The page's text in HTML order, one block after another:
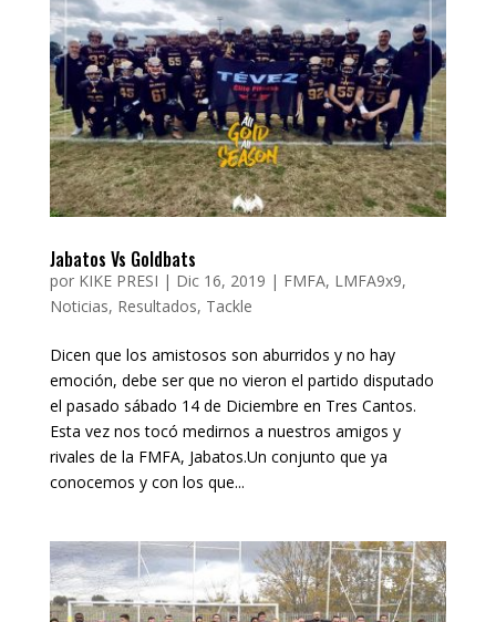
Jabatos Vs Goldbats
por KIKE PRESI | Dic 16, 2019 | FMFA, LMFA9x9,
Noticias, Resultados, Tackle
Dicen que los amistosos son aburridos y no hay
emoción, debe ser que no vieron el partido disputado
el pasado sábado 14 de Diciembre en Tres Cantos.
Esta vez nos tocó medirnos a nuestros amigos y
rivales de la FMFA, Jabatos.Un conjunto que ya
conocemos y con los que...